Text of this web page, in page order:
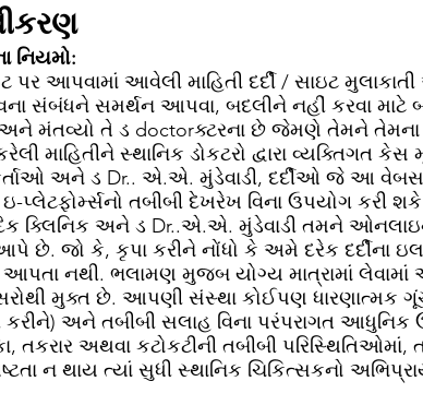
નિયમો:
આપવામાં આવેલી માહિતી દર્દી / સાઇટ
સંબંધને સમર્થન આપવા, બદલીને નહીં કરવા
અને મંતવ્યો તે ડ doctorક્ટરના છે જેમણે તેમને
માહિતીને સ્થાનિક ડોકટરો દ્વારા વ્યક્તિગત
અને ડ Dr.. એ.એ. મુંડેવાડી, દર્દીઓ જે આ
પ્લેટફોર્મ્સનો તબીબી દેખરેખ વિના ઉપયોગ કરી
ક્લિનિક અને ડ Dr..એ.એ. મુંડેવાડી તમને ઓનલાઇન
છે. જો કે, કૃપા કરીને નોંધો કે અમે દરેક દર્દીના
આપતા નથી. ભલામણ મુજબ યોગ્ય માત્રામાં
મુક્ત છે. આપણી સંસ્થા કોઈપણ ધારણાત્મક
અને તબીબી સલાહ વિના પરંપરાગત આધુનિક
તકરાર અથવા કટોકટીની તબીબી
ન થાય ત્યાં સુધી સ્થાનિક ચિકિત્સકનો